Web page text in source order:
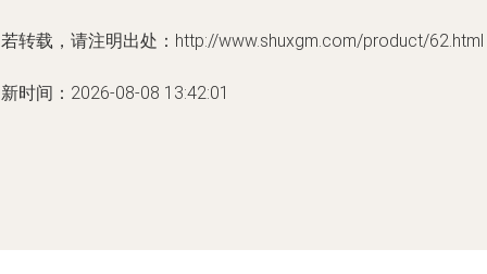
转载，请注明出处：http://www.shuxgm.com/product/62.html
时间：2026-08-08 13:42:01